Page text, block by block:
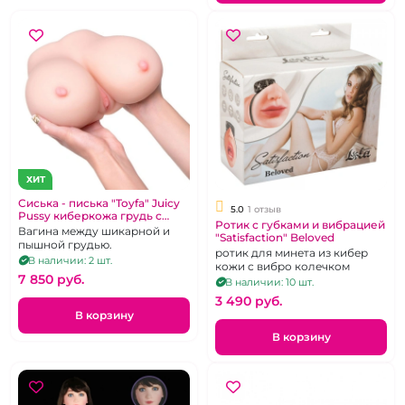
ХИТ
Сиська - писька "Toyfa" Juicy
Pussy киберкожа грудь с
вагиной
Вагина между шикарной и
пышной грудью.
В наличии: 2 шт.
7 850 pуб.
В корзину
5.0 1 отзыв
Ротик с губками и вибрацией
"Satisfaction" Beloved
ротик для минета из кибер
кожи с вибро колечком
В наличии: 10 шт.
3 490 pуб.
В корзину